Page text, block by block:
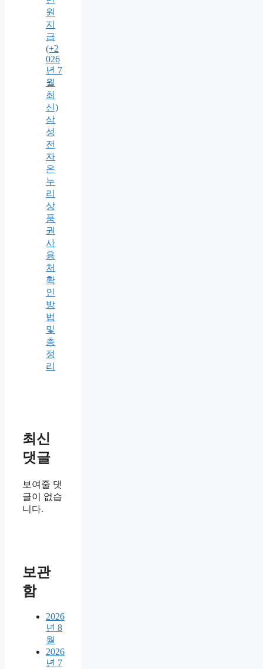
원
지
급
(+2
026
년 7
월
최
신)
삼
성
전
자
온
누
리
상
품
권
사
용
처
확
인
방
법
및
총
정
리
최신
댓글
보여줄 댓
글이 없습
니다.
보관
함
2026
년 8
월
2026
년 7